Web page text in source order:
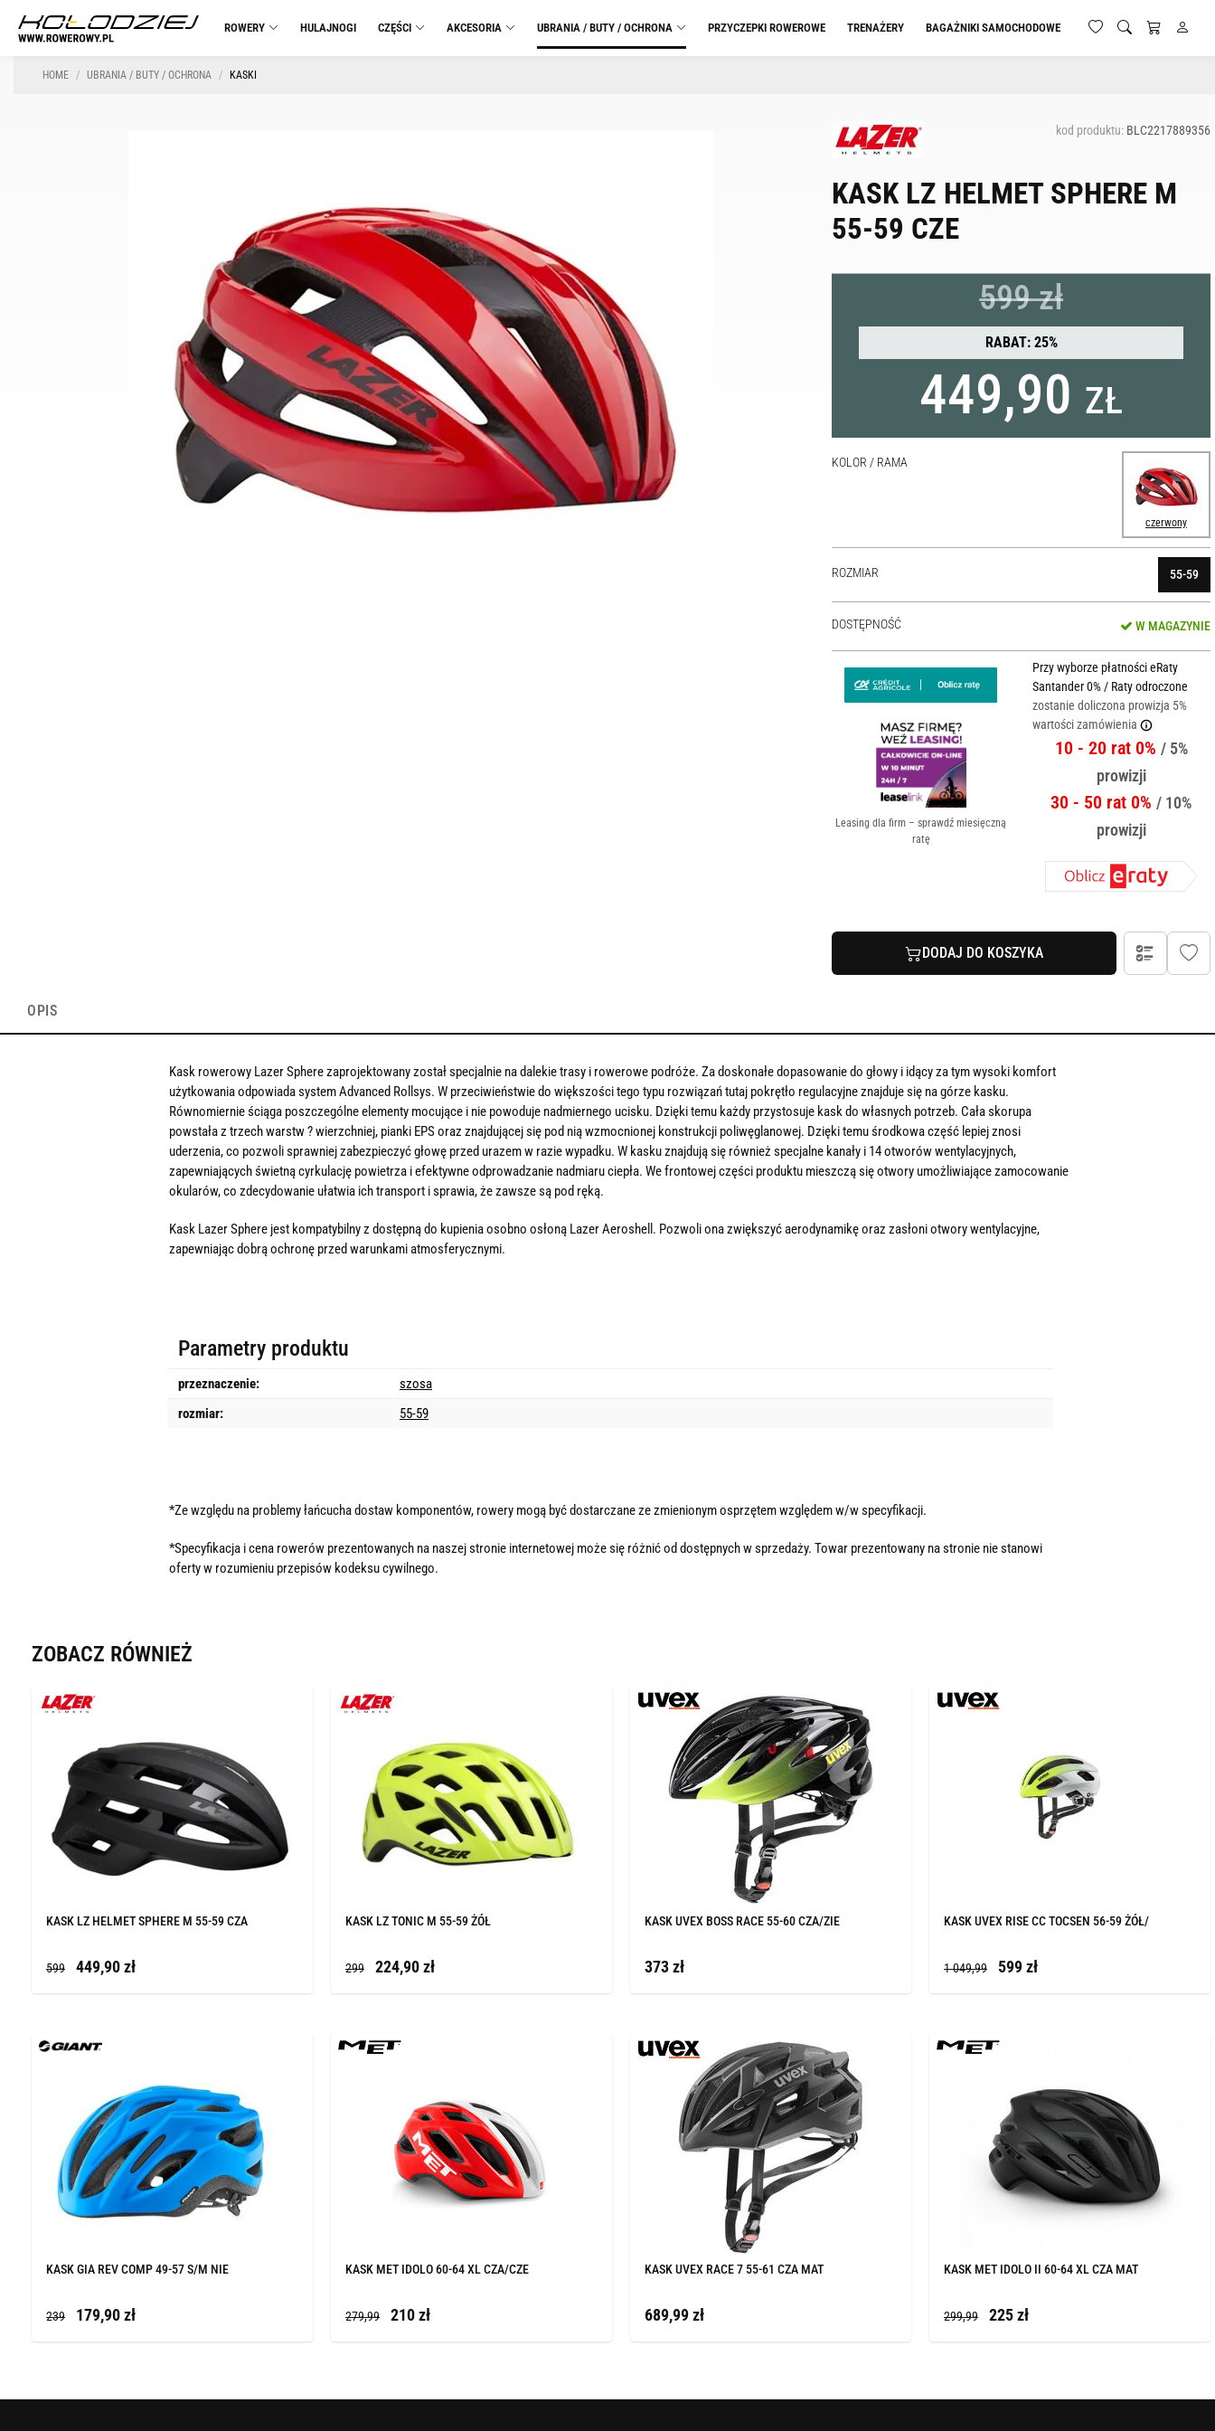
ROWERY HULAJNOGI CZĘŚCI AKCESORIA UBRANIA / BUTY / OCHRONA PRZYCZEPKI ROWEROWE TRENAŻERY BAGAŻNIKI SAMOCHODOWE
HOME UBRANIA / BUTY / OCHRONA KASKI
kod produktu:BLC2217889356
KASK LZ HELMET SPHERE M
55-59 CZE
599 zł
RABAT: 25%
449,90 ZŁ
KOLOR / RAMA
czerwony
ROZMIAR 55-59
DOSTĘPNOŚĆ W MAGAZYNIE
Leasing dla firm – sprawdź miesięczną
ratę
Przy wyborze płatności eRaty
Santander 0% / Raty odroczone
zostanie doliczona prowizja 5%
wartości zamówienia
10 - 20 rat 0% / 5%
prowizji
30 - 50 rat 0%/ 10%
prowizji
DODAJ DO KOSZYKA
OPIS
Kask rowerowy Lazer Sphere zaprojektowany został specjalnie na dalekie trasy i rowerowe podróże. Za doskonałe dopasowanie do głowy i idący za tym wysoki komfort
użytkowania odpowiada system Advanced Rollsys. W przeciwieństwie do większości tego typu rozwiązań tutaj pokrętło regulacyjne znajduje się na górze kasku.
Równomiernie ściąga poszczególne elementy mocujące i nie powoduje nadmiernego ucisku. Dzięki temu każdy przystosuje kask do własnych potrzeb. Cała skorupa
powstała z trzech warstw ? wierzchniej, pianki EPS oraz znajdującej się pod nią wzmocnionej konstrukcji poliwęglanowej. Dzięki temu środkowa część lepiej znosi
uderzenia, co pozwoli sprawniej zabezpieczyć głowę przed urazem w razie wypadku. W kasku znajdują się również specjalne kanały i 14 otworów wentylacyjnych,
zapewniających świetną cyrkulację powietrza i efektywne odprowadzanie nadmiaru ciepła. We frontowej części produktu mieszczą się otwory umożliwiające zamocowanie
okularów, co zdecydowanie ułatwia ich transport i sprawia, że zawsze są pod ręką.
Kask Lazer Sphere jest kompatybilny z dostępną do kupienia osobno osłoną Lazer Aeroshell. Pozwoli ona zwiększyć aerodynamikę oraz zasłoni otwory wentylacyjne,
zapewniając dobrą ochronę przed warunkami atmosferycznymi.
Parametry produktu
przeznaczenie:
szosa
rozmiar:
55-59
*Ze względu na problemy łańcucha dostaw komponentów, rowery mogą być dostarczane ze zmienionym osprzętem względem w/w specyfikacji.
*Specyfikacja i cena rowerów prezentowanych na naszej stronie internetowej może się różnić od dostępnych w sprzedaży. Towar prezentowany na stronie nie stanowi
oferty w rozumieniu przepisów kodeksu cywilnego.
ZOBACZ RÓWNIEŻ
KASK LZ HELMET SPHERE M 55-59 CZA
599 449,90 zł
KASK LZ TONIC M 55-59 ŻÓŁ
299 224,90 zł
KASK UVEX BOSS RACE 55-60 CZA/ZIE
373 zł
KASK UVEX RISE CC TOCSEN 56-59 ŻÓŁ/
1 049,99 599 zł
KASK GIA REV COMP 49-57 S/M NIE
239 179,90 zł
KASK MET IDOLO 60-64 XL CZA/CZE
279,99 210 zł
KASK UVEX RACE 7 55-61 CZA MAT
689,99 zł
KASK MET IDOLO II 60-64 XL CZA MAT
299,99 225 zł